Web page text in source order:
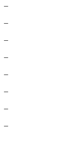
–
–
–
–
–
–
–
–